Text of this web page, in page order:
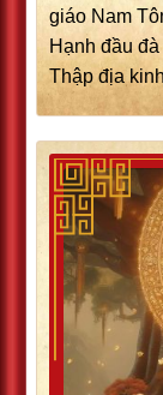
giáo Nam
Hạnh đầu
Thập địa